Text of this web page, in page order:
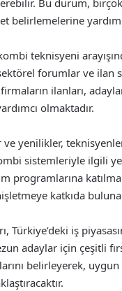
Bu durum,
belirlemelerine
teknisyeni
forumlar ve ilan
ilanları,
olmaktadır.
ve yenilikler,
sistemleriyle ilgili
programlarına
katkıda
Türkiye’deki iş
adaylar için çeşitli
belirleyerek,